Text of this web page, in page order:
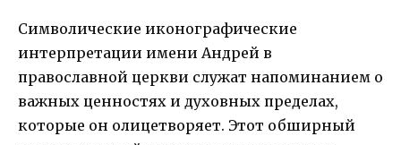
Символические иконографические
интерпретации имени Андрей в
православной церкви служат напоминанием о
важных ценностях и духовных пределах,
которые он олицетворяет. Этот обширный